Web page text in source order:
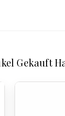
Gekauft